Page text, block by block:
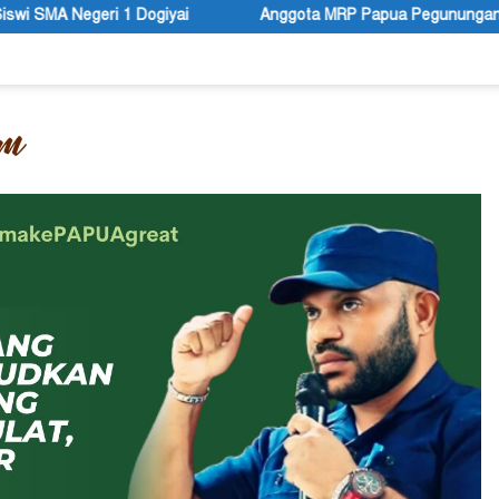
Anggota MRP Papua Pegunungan dan Forum Warga Papua Adukan